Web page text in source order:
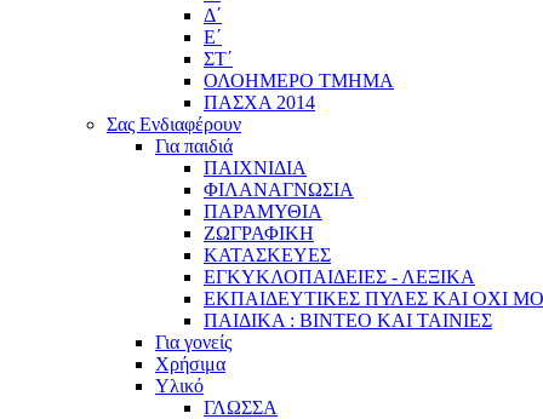
Δ΄
Ε΄
ΣΤ΄
ΟΛΟΗΜΕΡΟ ΤΜΗΜΑ
ΠΑΣΧΑ 2014
Σας Ενδιαφέρουν
Για παιδιά
ΠΑΙΧΝΙΔΙΑ
ΦΙΛΑΝΑΓΝΩΣΙΑ
ΠΑΡΑΜΥΘΙΑ
ΖΩΓΡΑΦΙΚΗ
ΚΑΤΑΣΚΕΥΕΣ
ΕΓΚΥΚΛΟΠΑΙΔΕΙΕΣ - ΛΕΞΙΚΑ
ΕΚΠΑΙΔΕΥΤΙΚΕΣ ΠΥΛΕΣ ΚΑΙ ΟΧΙ
ΠΑΙΔΙΚΑ : ΒΙΝΤΕΟ ΚΑΙ ΤΑΙΝΙΕΣ
Για γονείς
Χρήσιμα
Υλικό
ΓΛΩΣΣΑ